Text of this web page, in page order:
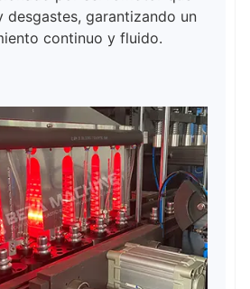
desgastes, garantizando un
continuo y fluido.